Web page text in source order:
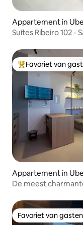
Appartement in
Suítes Ribeiro 102 -
Topfavoriet van
Favoriet van
Appartement in
De meest
Favoriet van gasten
Favoriet van gasten